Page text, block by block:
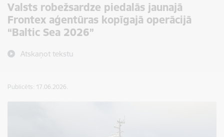
Valsts robežsardze piedalās jaunajā
Frontex aģentūras kopīgajā operācijā
“Baltic Sea 2026”
Atskaņot tekstu
Publicēts: 17.06.2026.